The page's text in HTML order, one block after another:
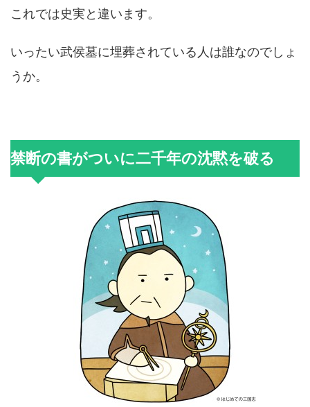
これでは史実と違います。
いったい武侯墓に埋葬されている人は誰なのでしょ
うか。
禁断の書がついに二千年の沈黙を破る